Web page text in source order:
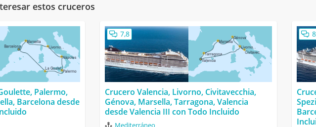
estos cruceros
Palermo,
Barcelona desde
7,8
Crucero Valencia, Livorno, Civitavecchia,
Génova, Marsella, Tarragona, Valencia
desde Valencia III con Todo Incluido
Mediterráneo